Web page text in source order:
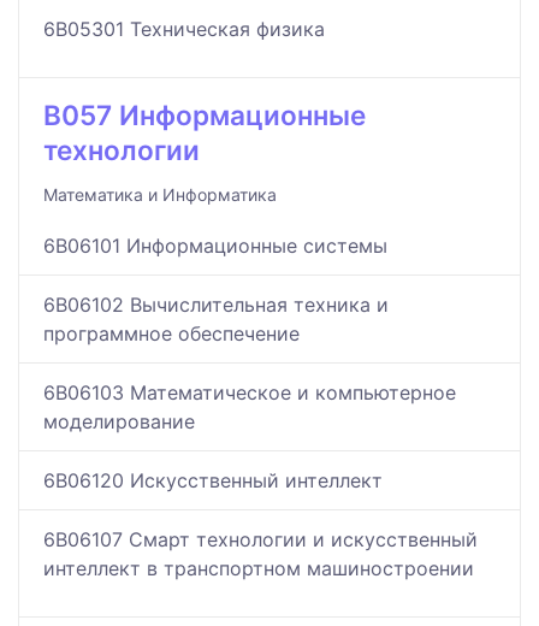
6B05301 Техническая физика
B057 Информационные
технологии
Математика и Информатика
6B06101 Информационные системы
6B06102 Вычислительная техника и
программное обеспечение
6B06103 Математическое и компьютерное
моделирование
6B06120 Искусственный интеллект
6B06107 Смарт технологии и искусственный
интеллект в транспортном машиностроении